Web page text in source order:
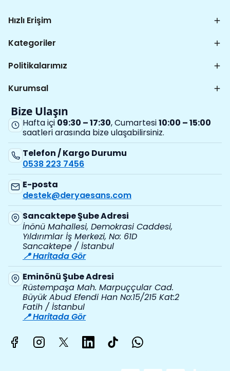
Hızlı Erişim
Kategoriler
Politikalarımız
Kurumsal
Bize Ulaşın
Hafta içi 09:30 – 17:30, Cumartesi10:00 – 15:00
saatleri arasında bize ulaşabilirsiniz.
Telefon / Kargo Durumu
0538 223 7456
E-posta
destek@deryaesans.com
Sancaktepe Şube Adresi
İnönü Mahallesi, Demokrasi Caddesi,
Yıldırımlar İş Merkezi, No: 61D
Sancaktepe / İstanbul
📍 Haritada Gör
Eminönü Şube Adresi
Rüstempaşa Mah. Marpuççular Cad.
Büyük Abud Efendi Han No:15/215 Kat:2
Fatih / İstanbul
📍 Haritada Gör